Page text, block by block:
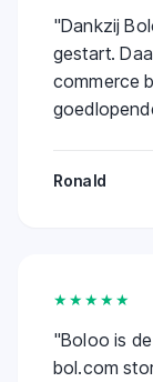
"Dankzij
gestart.
commerce
Ronald
★★★★★
"Boloo is
bol.com